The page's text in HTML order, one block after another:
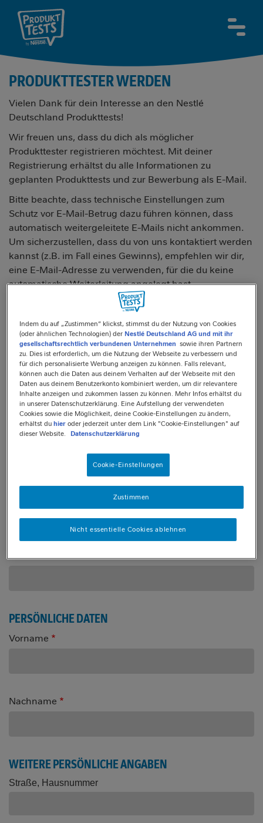
zum
Inhalt
≡
PRODUKTTESTER WERDEN
Vielen Dank für dein Interesse an den Nestlé
Deutschland Produkttests!
Wir freuen uns, dass du dich als möglicher
Produkttester registrieren möchtest. Mit deiner
Registrierung erhältst du alle Informationen zu
geplanten Produkttests und zur Bewerbung als E-Mail.
Bitte beachte, dass technische Einstellungen zum
Schutz vor E-Mail-Betrug dazu führen können, dass
automatisch weitergeleitete E-Mails nicht ankommen.
Um sicherzustellen, dass du von uns kontaktiert werden
kannst (z.B. im Fall eines Gewinns), empfehlen wir dir,
eine E-Mail-Adresse zu verwenden, für die du keine
automatische Weiterleitung angelegt hast.
Wir möchten dich bitten, uns zu bestätigen, dass du am
Weitere Informationen zu den Produkttests findest du
hier
ZUGANGSDATEN
E-Mail-Adresse
Passwort wiederholen
PERSÖNLICHE DATEN
Vorname
Nachname
WEITERE PERSÖNLICHE ANGABEN
Straße, Hausnummer
Indem du auf „Zustimmen“ klickst, stimmst du der Nutzung von Cookies
(oder ähnlichen Technologien) der Nestlé Deutschland AG und mit ihr
gesellschaftsrechtlich verbundenen Unternehmen sowie ihren Partnern
zu. Dies ist erforderlich, um die Nutzung der Webseite zu verbessern und
für dich personalisierte Werbung anzeigen zu können. Falls relevant,
können auch die Daten aus deinem Verhalten auf der Webseite mit den
Daten aus deinem Benutzerkonto kombiniert werden, um dir relevantere
Inhalte anzeigen und zukommen lassen zu können. Mehr Infos erhältst du
in unserer Datenschutzerklärung. Eine Aufstellung der verwendeten
Cookies sowie die Möglichkeit, deine Cookie-Einstellungen zu ändern,
erhältst duhier oder jederzeit unter dem Link "Cookie-Einstellungen" auf
dieser Website.
Datenschutzerklärung
Cookie-Einstellungen
Nicht essentielle Cookies ablehnen
Zustimmen